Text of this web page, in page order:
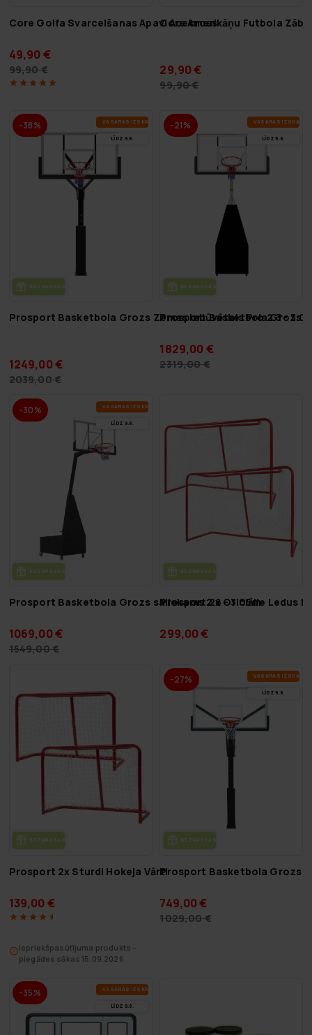
Core Golfa Svarcelšanas Apavi Acecross
49,90 €
99,90 €
Core Amerikāņu Futbola
29,90 €
99,90 €
-38% VA­SA­RAS IZ­SKA­ŅA
LĪDZ 9.8.
BEZ­MAK­SAS PIE­GĀ­DE
Prosport Basketbola Grozs Zemes Iebūvētais Pro 2.3 -
1249,00 €
2039,00 €
-21% VA­SA­RAS IZ­SKA­ŅA
LĪDZ 9.8.
BEZ­MAK­SAS PIE­GĀ­DE
Prosport Basketbola Grozs
1829,00 €
2319,00 €
-30% VA­SA­RAS IZ­SKA­ŅA
LĪDZ 9.8.
BEZ­MAK­SAS PIE­GĀ­DE
Prosport Basketbola Grozs saliekams 2.6 - 3.05m
1069,00 €
1549,00 €
BEZ­MAK­SAS PIE­GĀ­DE
Prosport 2x Oficiālie Ledus
299,00 €
BEZ­MAK­SAS PIE­GĀ­DE
Prosport 2x Sturdi Hokeja Vārti
139,00 €
Iepriekšpasūtījuma produkts –
piegādes sākas 15.09.2026
-27% VA­SA­RAS IZ­SKA­ŅA
LĪDZ 9.8.
BEZ­MAK­SAS PIE­GĀ­DE
Prosport Basketbola Grozs
749,00 €
1029,00 €
-35% VA­SA­RAS IZ­SKA­ŅA
LĪDZ 9.8.